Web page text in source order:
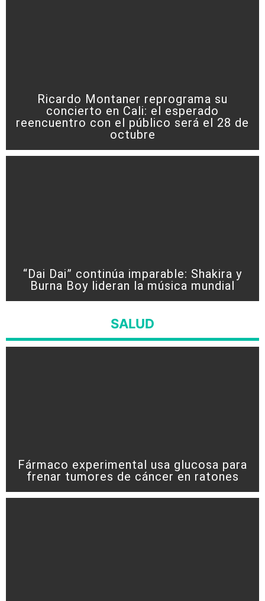
Ricardo Montaner reprograma su
concierto en Cali: el esperado
reencuentro con el público será el 28 de
octubre
“Dai Dai” continúa imparable: Shakira y
Burna Boy lideran la música mundial
SALUD
Fármaco experimental usa glucosa para
frenar tumores de cáncer en ratones